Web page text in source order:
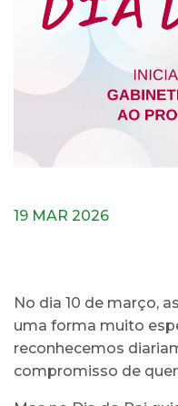
19 MAR 2026
No dia 10 de março,
uma forma muito
reconhecemos
compromisso de